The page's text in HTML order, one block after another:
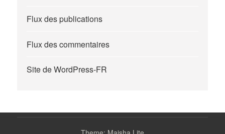
Flux des publications
Flux des commentaires
Site de WordPress-FR